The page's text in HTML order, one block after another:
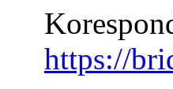
https://